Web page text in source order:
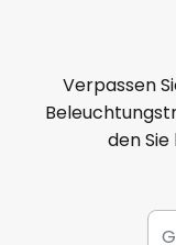
Verpassen
den